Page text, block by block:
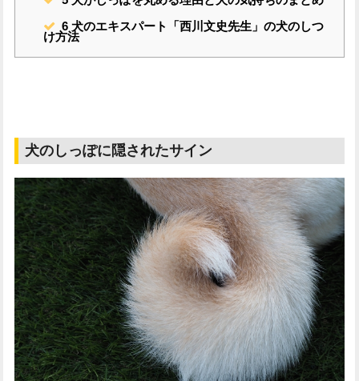
6犬のエキスパート「西川文史先生」の犬のしつ
け方法
犬のしっぽに隠されたサイン